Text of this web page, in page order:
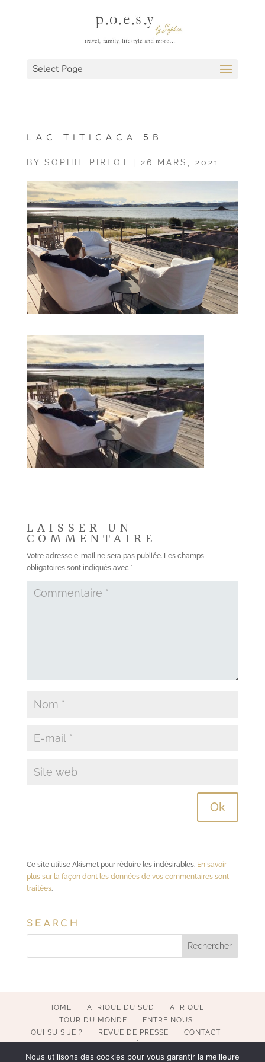
Select Page
LAC TITICACA 5B
BY SOPHIE PIRLOT 26 MARS, 2021
LAISSER UN
COMMENTAIRE
Votre adresse e-mail ne sera pas publiée. Les champs
obligatoires sont indiqués avec *
Ce site utilise Akismet pour réduire les indésirables. En savoir
plus sur la façon dont les données de vos commentaires sont
traitées.
SEARCH
HOME AFRIQUE DU SUD
AFRIQUE
TOUR DU MONDE
ENTRE NOUS
QUI SUIS JE ?
REVUE DE PRESSE
CONTACT
Nous utilisons des cookies pour vous garantir la meilleure